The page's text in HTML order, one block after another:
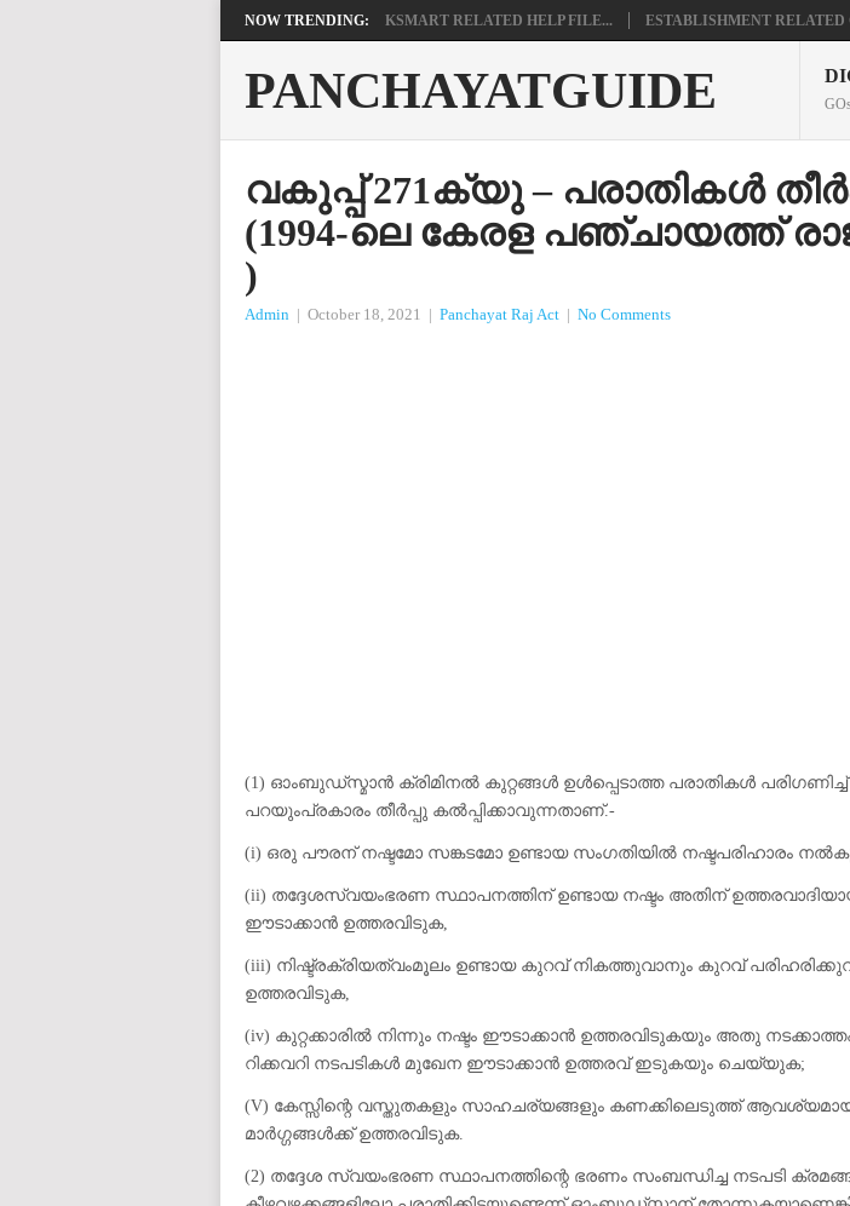
NOW TRENDING: KSMART RELATED HELP FILE... ESTABLISHMENT RELATED
PANCHAYATGUIDE
വകുപ്പ് 271ക്യു – പരാതികൾ
(1994-ലെ കേരള പഞ്ചായത്ത്
)
Admin | October 18, 2021 | Panchayat Raj Act | No Comments
(1) ഓംബുഡ്സ്മാൻ ക്രിമിനൽ കുറ്റങ്ങൾ ഉൾപ്പെടാത്ത പരാതികൾ പരിഗണിച്ച്
പറയുംപ്രകാരം തീർപ്പു കൽപ്പിക്കാവുന്നതാണ്.-
(i) ഒരു പൗരന് നഷ്ടമോ സങ്കടമോ ഉണ്ടായ സംഗതിയിൽ നഷ്ടപരിഹാരം
(ii) തദ്ദേശസ്വയംഭരണ സ്ഥാപനത്തിന് ഉണ്ടായ നഷ്ടം അതിന്
ഈടാക്കാൻ ഉത്തരവിടുക,
(iii) നിഷ്ട്രക്രിയത്വംമൂലം ഉണ്ടായ കുറവ് നികത്തുവാനും കുറവ്
ഉത്തരവിടുക,
(iv) കുറ്റക്കാരിൽ നിന്നും നഷ്ടം ഈടാക്കാൻ ഉത്തരവിടുകയും അതു
റിക്കവറി നടപടികൾ മുഖേന ഈടാക്കാൻ ഉത്തരവ് ഇടുകയും ചെയ്യുക;
(V) കേസ്സിന്റെ വസ്തുതകളും സാഹചര്യങ്ങളും കണക്കിലെടുത്ത് ആവശ്യമായ
മാർഗ്ഗങ്ങൾക്ക് ഉത്തരവിടുക.
(2) തദ്ദേശ സ്വയംഭരണ സ്ഥാപനത്തിന്റെ ഭരണം സംബന്ധിച്ച നടപടി